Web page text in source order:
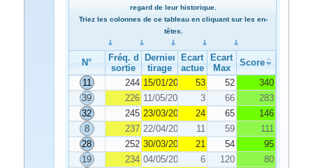
regard de leur historique.
Triez les colonnes de ce tableau en cliquant sur les en-
têtes.
N°
Fréq. de
sortie
Dernier
tirage
Ecart
actuel
Ecart
Max
Score
11
244 15/01/2024 53 52
340
39
226 11/05/2024 3 66
283
32
245 23/03/2024 24 65
146
8
237 22/04/2024 11 59
111
28
252 30/03/2024 21 54
95
19
234 04/05/2024 6 120
80